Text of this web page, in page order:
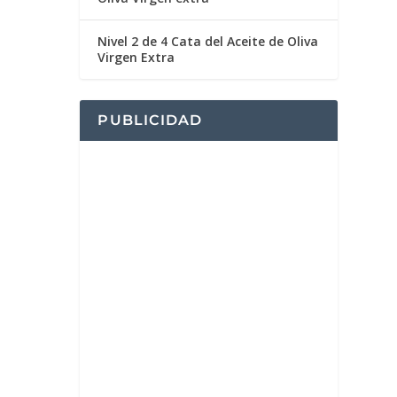
Nivel 2 de 4 Cata del Aceite de Oliva
Virgen Extra
PUBLICIDAD